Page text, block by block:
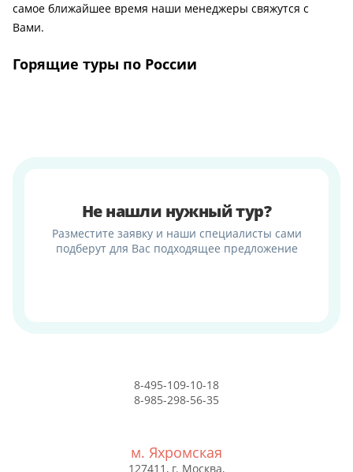
самое ближайшее время наши менеджеры свяжутся с
Вами.
Горящие туры по России
Не нашли нужный тур?
Разместите заявку и наши специалисты сами
подберут для Вас подходящее предложение
8-495-109-10-18
8-985-298-56-35
м. Яхромская
127411, г. Москва,